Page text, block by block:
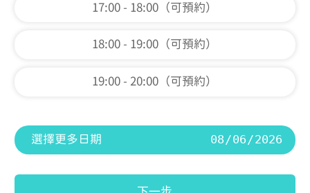
17:00 - 18:00（可預約）
18:00 - 19:00（可預約）
19:00 - 20:00（可預約）
選擇更多日期